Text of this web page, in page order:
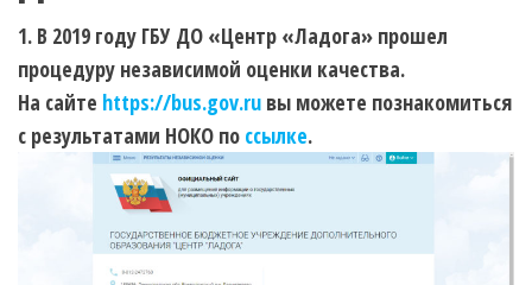
1. В 2019 году ГБУ ДО «Центр «Ладога» прошел
процедуру независимой оценки качества.
На сайте https://bus.gov.ru вы можете познакомиться
с результатами НОКО по ссылке.